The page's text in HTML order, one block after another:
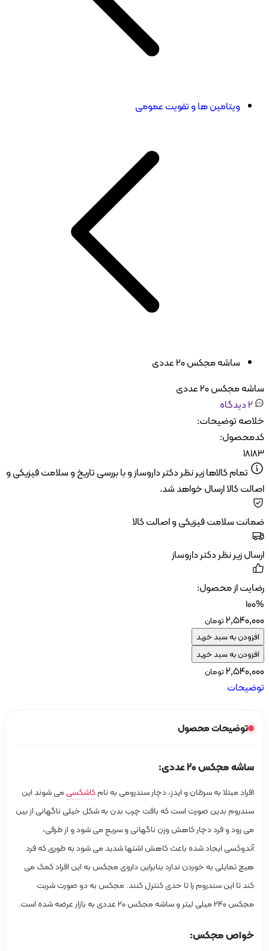
ویتامین ها و تقویت عمومی
ساشه مجکس 20 عددی
مجکس 20 عددی
دیدگاه
توضیحات:
تمام کالاها زیر نظر دکتر داروساز و با بررسی تاریخ و سلامت فیزیکی و
کالا ارسال خواهد شد.
سلامت فیزیکی و اصالت کالا
زیر نظر دکتر داروساز
از محصول:
تومان
به سبد خرید
به سبد خرید
تومان
توضیحات محصول
ساشه مجکس 20 عددی:
افراد مبتلا به سرطان و ایدز، دچار سندرومی به نام کاشکسیمی شوند این
سندروم بدین صورت است که بافت چرب بدن به شکل خیلی ناگهانی از بین
می رود و فرد دچار کاهش وزن ناگهانی و سریع می شود و از طرفی،
آندوکسی ایجاد شده باعث کاهش اشتها شدید می شود به طوری که فرد
هیچ تمایلی به خوردن ندارد بنابراین داروی مجکس به این افراد کمک می
کند تا این سندروم را تا حدی کنترل کنند. مجکس به دو صورت شربت
مجکس 240 میلی لیتر و ساشه مجکس 20 عددی به بازار عرضه شده است.
خواص مجکس: